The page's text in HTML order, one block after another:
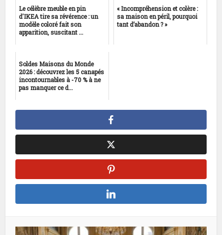
Le célèbre meuble en pin
d'IKEA tire sa révérence : un
modèle coloré fait son
apparition, suscitant ...
« Incompréhension et colère :
sa maison en péril, pourquoi
tant d’abandon ? »
Soldes Maisons du Monde
2026 : découvrez les 5 canapés
incontournables à -70 % à ne
pas manquer ce d...